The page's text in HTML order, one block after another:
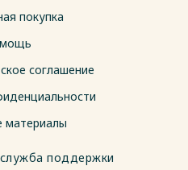
покупка
соглашение
материалы
поддержки